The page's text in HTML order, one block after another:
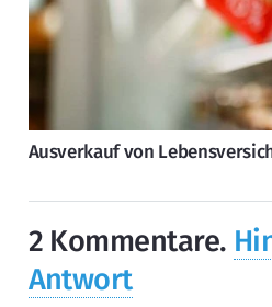
Ausverkauf von
2 Kommentare.
Antwort